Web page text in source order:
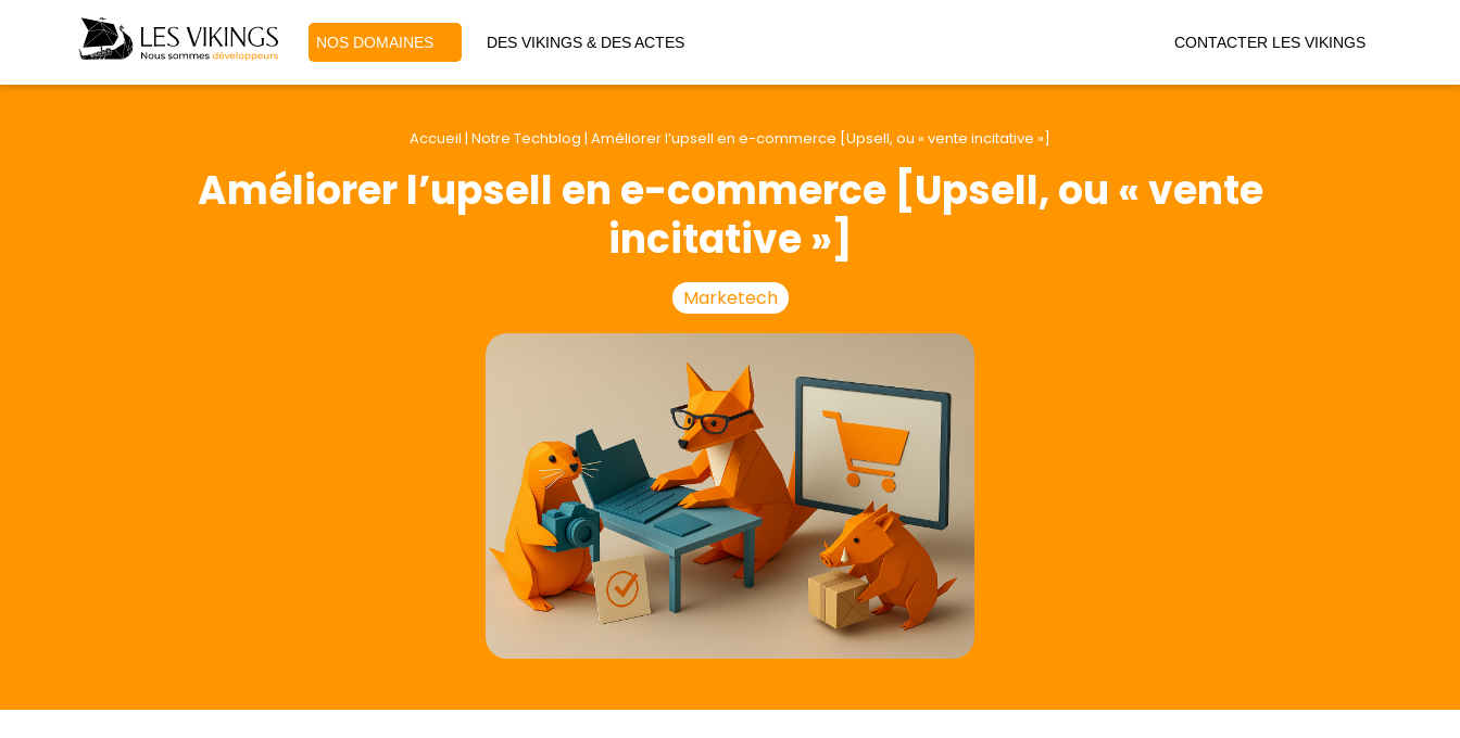
NOS DOMAINES DES VIKINGS & DES ACTES CONTACTER LES VIKINGS
Accueil | Notre Techblog | Améliorer l’upsell en e-commerce [Upsell, ou « vente incitative »]
Améliorer l’upsell en e-commerce [Upsell, ou « vente
incitative »]
Marketech